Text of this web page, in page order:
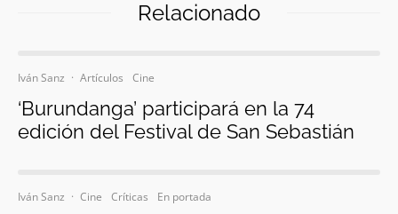
Relacionado
Iván Sanz · Artículos Cine
‘Burundanga’ participará en la 74
edición del Festival de San Sebastián
Iván Sanz · Cine Críticas En portada